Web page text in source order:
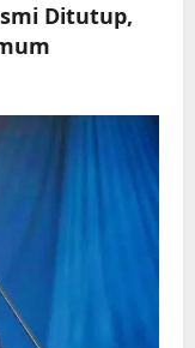
Ditutup,